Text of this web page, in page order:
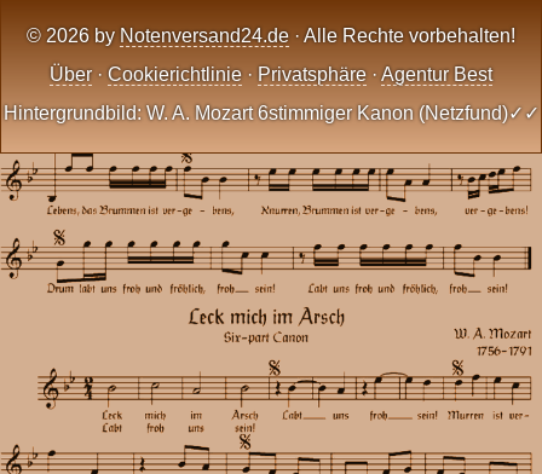
© 2026 by Notenversand24.de · Alle Rechte vorbehalten!
Über · Cookierichtlinie · Privatsphäre · Agentur Best
Hintergrundbild: W. A. Mozart 6stimmiger Kanon (Netzfund)✓✓